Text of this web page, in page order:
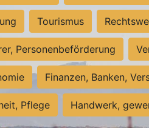
Tourismus
Personenbeförderung
Finanzen, Banken,
Pflege Handwerk,